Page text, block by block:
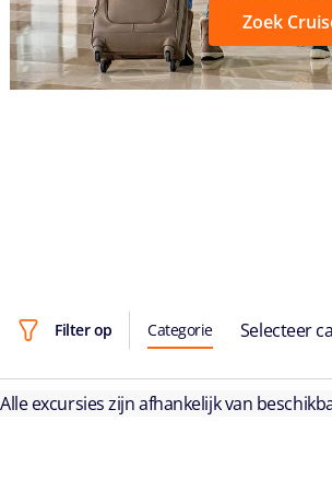
Zoek
Filter op Categorie Selecteer
Alle excursies zijn afhankelijk van